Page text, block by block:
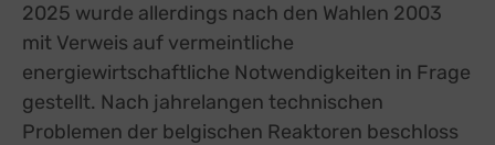
2025 wurde allerdings nach den Wahlen 2003
mit Verweis auf vermeintliche
energiewirtschaftliche Notwendigkeiten in Frage
gestellt. Nach jahrelangen technischen
Problemen der belgischen Reaktoren beschloss